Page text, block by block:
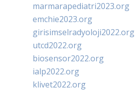
marmarapediatri2023.org
emchie2023.org
girisimselradyoloji2022.org
utcd2022.org
biosensor2022.org
ialp2022.org
klivet2022.org